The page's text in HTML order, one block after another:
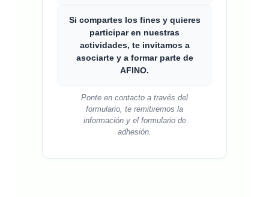
Si compartes los fines y quieres
participar en nuestras
actividades, te invitamos a
asociarte y a formar parte de
AFINO.
Ponte en contacto a través del
formulario, te remitiremos la
información y el formulario de
adhesión.